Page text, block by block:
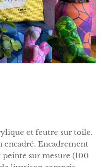
et feutre sur toile.
encadré. Encadrement
peinte sur mesure (100